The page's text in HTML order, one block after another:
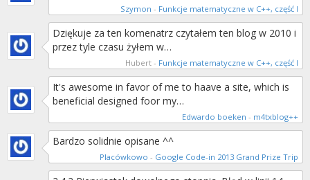
Szymon - Funkcje matematyczne w C++, część I
Dziękuje za ten komenatrz czytałem ten blog w 2010 i
przez tyle czasu żyłem w…
Hubert - Funkcje matematyczne w C++, część I
It's awesome in favor of me to haave a site, which is
beneficial designed foor my…
Edwardo boeken - m4txblog++
Bardzo solidnie opisane ^^
Placówkowo - Google Code-in 2013 Grand Prize Trip